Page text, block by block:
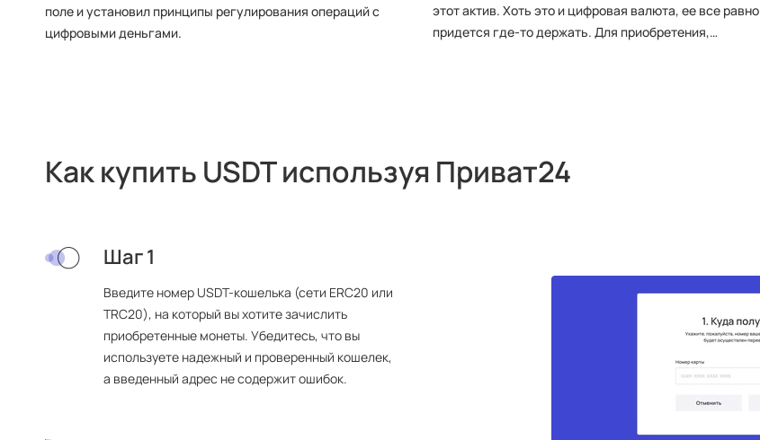
поле и установил принципы регулирования операций с
цифровыми деньгами.
этот актив. Хоть это и цифровая валюта, ее все равно
придется где-то держать. Для приобретения,
Как купить USDT используя Приват24
Шаг 1
Введите номер USDT-кошелька (сети ERC20 или
TRC20), на который вы хотите зачислить
приобретенные монеты. Убедитесь, что вы
используете надежный и проверенный кошелек,
а введенный адрес не содержит ошибок.